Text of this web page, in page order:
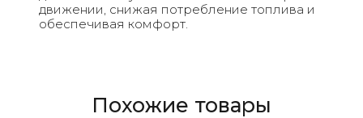
движении, снижая потребление топлива и
обеспечивая комфорт.
Похожие товары